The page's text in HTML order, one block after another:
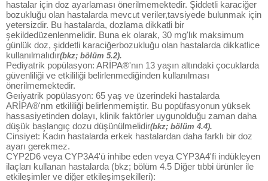
hastalar için doz ayarlaması önerilmemektedir. Şiddetli karaciğer
bozukluğu olan hastalarda mevcut veriler,tavsiyede bulunmak için
yetersizdir. Bu hastalarda, dozlama dikkatli bir
şekildedüzenlenmelidir. Buna ek olarak, 30 mg'lık maksimum
günlük doz, şiddetli karaciğerbozukluğu olan hastalarda dikkatlice
kullanılmalıdır(bkz; bölüm 5.2).
Pediyatrik popülasyon: ARİPA®'nın 13 yaşın altındaki çocuklarda
güvenliliği ve etkililiği belirlenmediğinden kullanılması
önerilmemektedir.
Geıiyatrik popülasyon: 65 yaş ve üzerindeki hastalarda
ARİPA®'nm etkililiği belirlenmemiştir. Bu popüfasyonun yüksek
hassasiyetinden dolayı, klinik faktörler uygunolduğu zaman daha
düşük başlangıç dozu düşünülmelidir(bkz; bölüm 4.4).
Cinsiyet: Kadın hastalarda erkek hastalardan daha farklı bir doz
ayarı gerekmez.
CYP2D6 veya CYP3A4'ü inhibe eden veya CYP3A4'fi indükleyen
ilaçları kullanan hastalarda (bkz; bölüm 4.5 Diğer tıbbi ürünler ile
etkileşimler ve diğer etkileşimşekilleri):